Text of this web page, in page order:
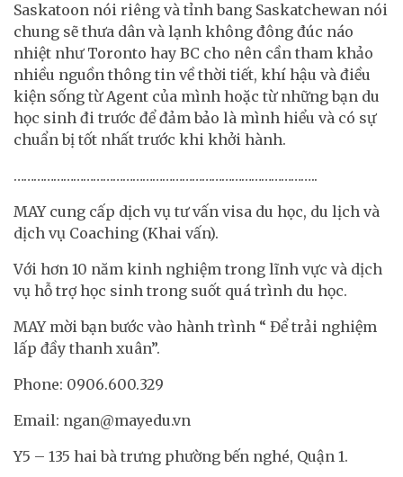
Saskatoon nói riêng và tỉnh bang Saskatchewan nói
chung sẽ thưa dân và lạnh không đông đúc náo
nhiệt như Toronto hay BC cho nên cần tham khảo
nhiều nguồn thông tin về thời tiết, khí hậu và điều
kiện sống từ Agent của mình hoặc từ những bạn du
học sinh đi trước để đảm bảo là mình hiểu và có sự
chuẩn bị tốt nhất trước khi khởi hành.
………………………………………………………………………………..
️MAY cung cấp dịch vụ tư vấn visa du học, du lịch và
dịch vụ Coaching (Khai vấn).
️Với hơn 10 năm kinh nghiệm trong lĩnh vực và dịch
vụ hỗ trợ học sinh trong suốt quá trình du học.
️MAY mời bạn bước vào hành trình “ Để trải nghiệm
lấp đầy thanh xuân”.
Phone: 0906.600.329
Email: ngan@mayedu.vn
Y5 – 135 hai bà trưng phường bến nghé, Quận 1.